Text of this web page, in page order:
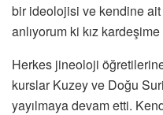
bir ideolojisi ve kendine
anlıyorum ki kız
Herkes jineoloji
kurslar Kuzey ve Doğu
yayılmaya devam etti.